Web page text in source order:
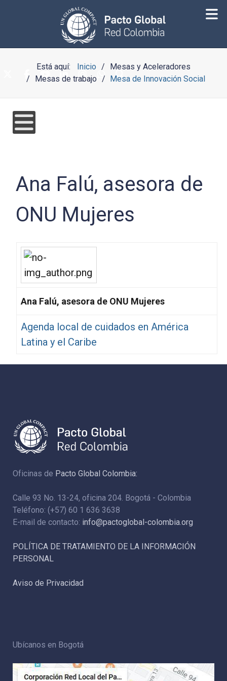
Está aquí: Inicio
Mesas y Aceleradores
Mesas de trabajo
Mesa de Innovación Social
Ana Falú, asesora de
ONU Mujeres
Ana Falú, asesora de ONU Mujeres
Agenda local de cuidados en América
Latina y el Caribe
Oficinas de Pacto Global Colombia:
Calle 93 No. 13-24, oficina 204. Bogotá - Colombia
Teléfono: (+57) 60 1 636 3638
E-mail de contacto: info@pactoglobal-colombia.org
POLÍTICA DE TRATAMIENTO DE LA INFORMACIÓN
PERSONAL
Aviso de Privacidad
Ubícanos en Bogotá